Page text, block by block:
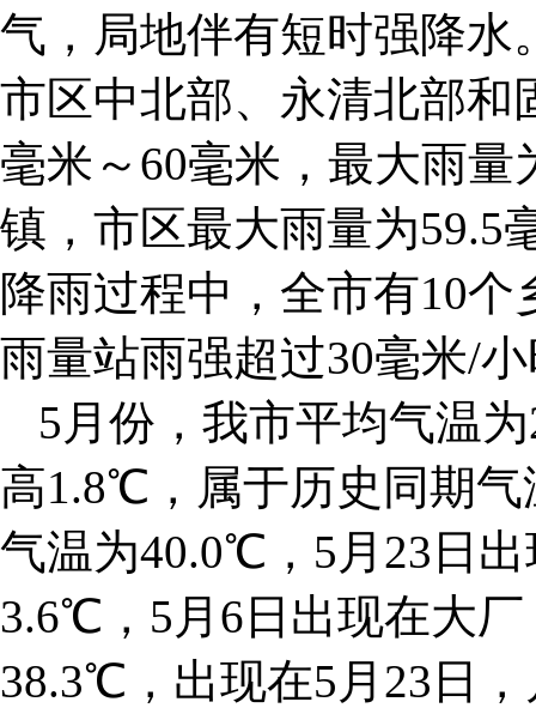
气，局地伴有短时强降水
市区中北部、永清北部和
毫米～60毫米，最大雨量
镇，市区最大雨量为59.5
降雨过程中，全市有10
雨量站雨强超过30毫米/
5月份，我市平均气温
高1.8℃，属于历史同期
气温为40.0℃，5月23日
3.6℃，5月6日出现在大
38.3℃，出现在5月23日